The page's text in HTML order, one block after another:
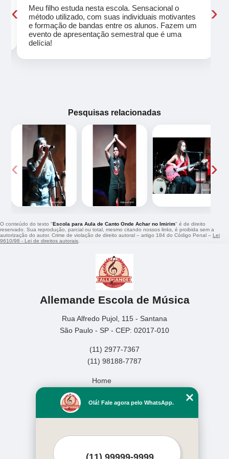
Meu filho estuda nesta escola. Sensacional o
método utilizado, com suas individuais motivantes
e formação de bandas entre os alunos. Fazem um
evento de apresentação semestral que é uma
delícia!
‹ ›
Pesquisas relacionadas
‹ ›
O conteúdo do texto "Escola para Aula de Canto Onde Achar no Imirim" é de direito
reservado. Sua reprodução, parcial ou total, mesmo citando nossos links, é proibida sem a
autorização do autor. Crime de violação de direito autoral – artigo 184 do Código Penal – Lei
9610/98 - Lei de direitos autorais
Allemande Escola de Música
Rua Alfredo Pujol, 115 - Santana
São Paulo - SP - CEP: 02017-010
(11) 2977-7367
(11) 98188-7787
Home
Missão
Olá! Fale agora pelo WhatsApp.